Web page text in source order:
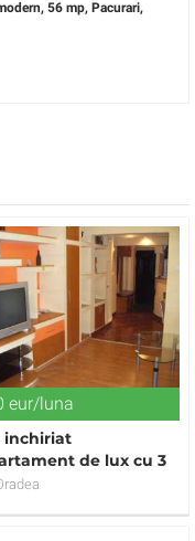
56 mp, Pacurari,
eur/luna
inchiriat
de lux cu 3
si pentru